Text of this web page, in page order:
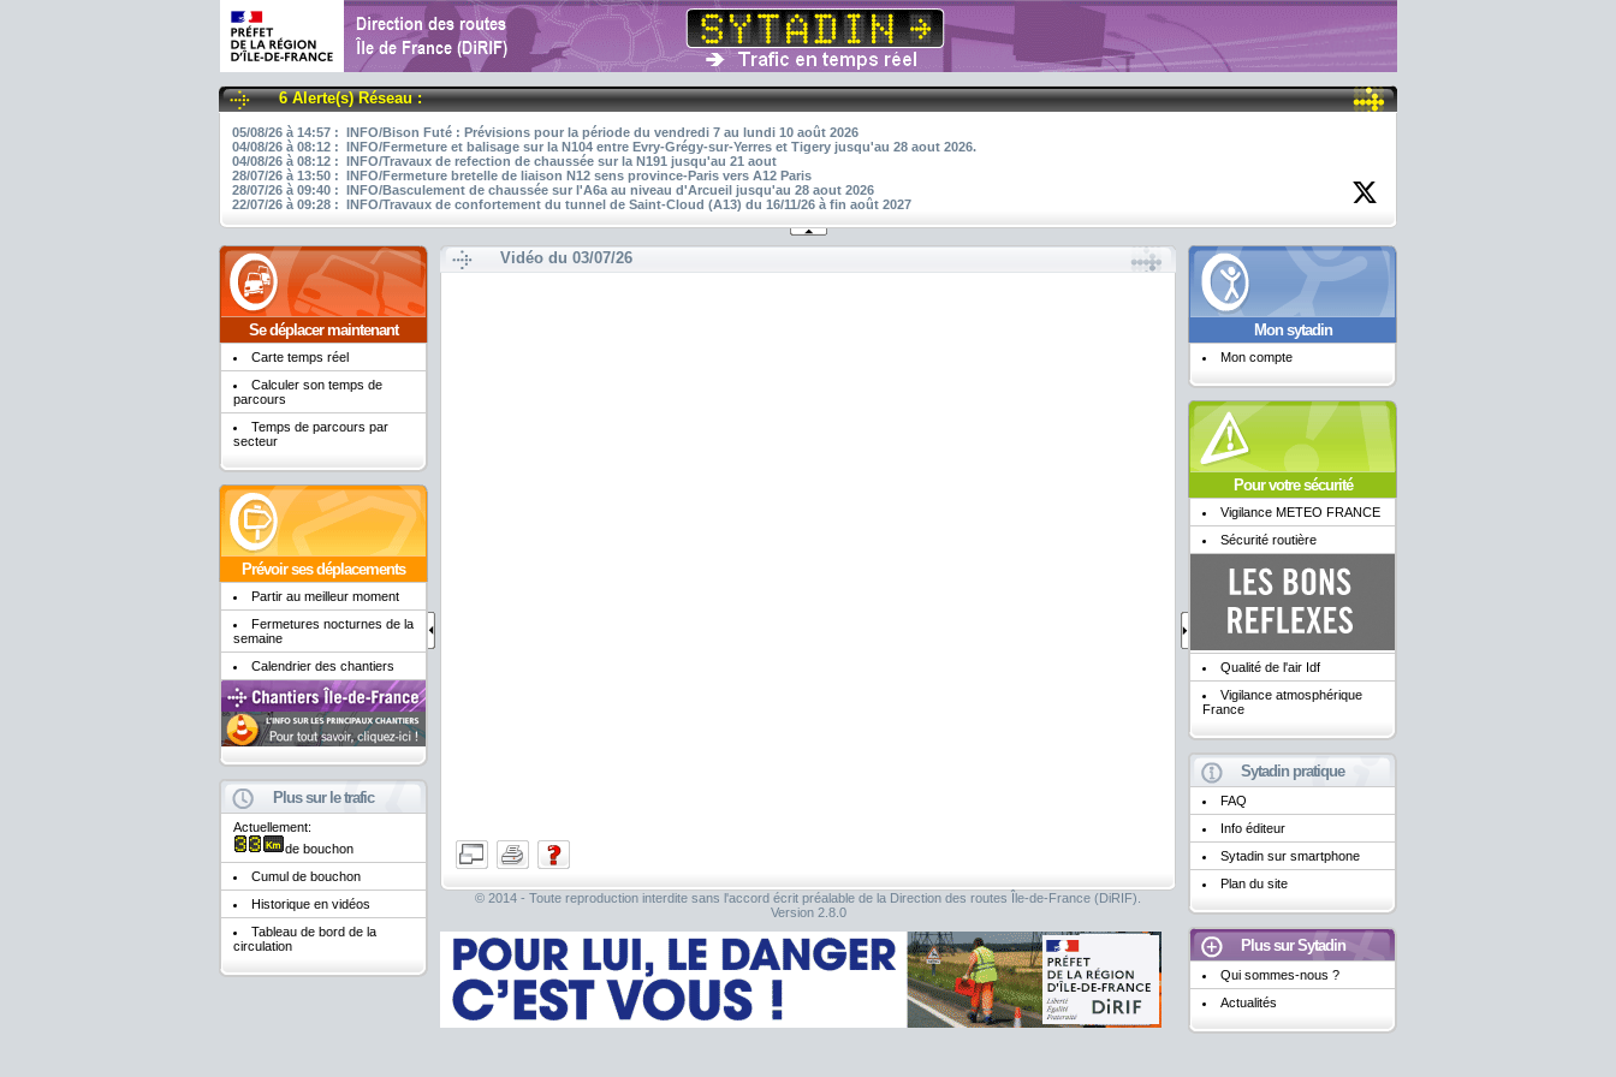
6 Alerte(s) Réseau :
05/08/26 à 14:57 : INFO/Bison Futé : Prévisions pour la période du vendredi 7 au lundi 10 août 2026
04/08/26 à 08:12 : INFO/Fermeture et balisage sur la N104 entre Evry-Grégy-sur-Yerres et Tigery jusqu'au 28 aout 2026.
04/08/26 à 08:12 : INFO/Travaux de refection de chaussée sur la N191 jusqu'au 21 aout
28/07/26 à 13:50 : INFO/Fermeture bretelle de liaison N12 sens province-Paris vers A12 Paris
28/07/26 à 09:40 : INFO/Basculement de chaussée sur l'A6a au niveau d'Arcueil jusqu'au 28 aout 2026
22/07/26 à 09:28 : INFO/Travaux de confortement du tunnel de Saint-Cloud (A13) du 16/11/26 à fin août 2027
Se déplacer maintenant
Carte temps réel
Calculer son temps de
parcours
Temps de parcours par
secteur
Prévoir ses déplacements
Partir au meilleur moment
Fermetures nocturnes de la
semaine
Calendrier des chantiers
Plus sur le trafic
Actuellement:
de bouchon
Cumul de bouchon
Historique en vidéos
Tableau de bord de la
circulation
Mon sytadin
Mon compte
Pour votre sécurité
Vigilance METEO FRANCE
Sécurité routière
Qualité de l'air Idf
Vigilance atmosphérique
France
Sytadin pratique
FAQ
Info éditeur
Sytadin sur smartphone
Plan du site
Plus sur Sytadin
Qui sommes-nous ?
Actualités
Vidéo du 03/07/26
© 2014 - Toute reproduction interdite sans l'accord écrit préalable de la Direction des routes Île-de-France (DiRIF).
Version 2.8.0